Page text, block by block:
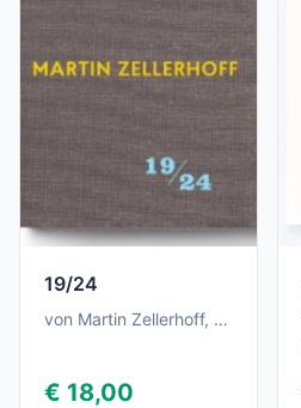
19/24
von Martin Zellerhoff, Raimar Stange
€ 18,00